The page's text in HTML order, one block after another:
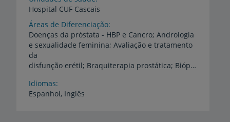
Hospital CUF Cascais
Áreas de Diferenciação
Doenças da próstata - HBP e Cancro; Andrologia
e sexualidade feminina; Avaliação e tratamento
da
disfunção erétil; Braquiterapia prostática; Biópsia prostática ecodirigida sob anestesia local.
Idiomas
Espanhol, Inglês